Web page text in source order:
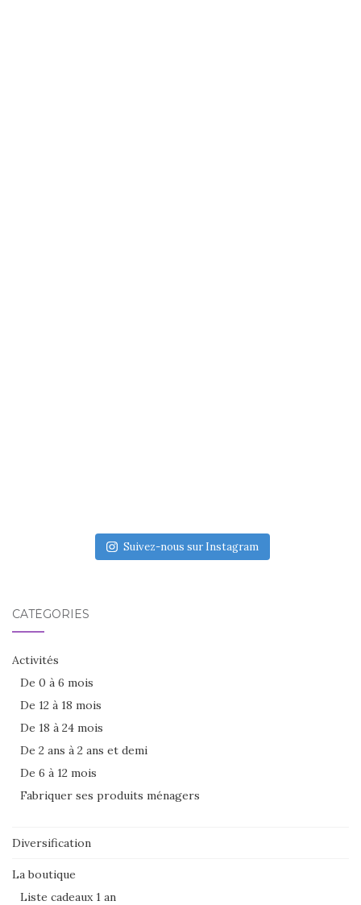
Suivez-nous sur Instagram
CATÉGORIES
Activités
De 0 à 6 mois
De 12 à 18 mois
De 18 à 24 mois
De 2 ans à 2 ans et demi
De 6 à 12 mois
Fabriquer ses produits ménagers
Diversification
La boutique
Liste cadeaux 1 an